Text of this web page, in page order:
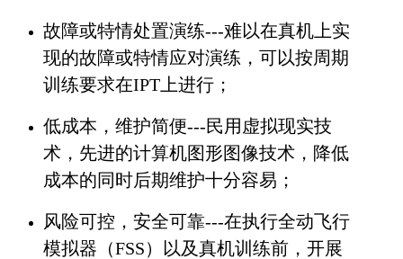
故障或特情处置演练---难以在真机上实
现的故障或特情应对演练，可以按周期
训练要求在IPT上进行；
低成本，维护简便---民用虚拟现实技
术，先进的计算机图形图像技术，降低
成本的同时后期维护十分容易；
风险可控，安全可靠---在执行全动飞行
模拟器（FSS）以及真机训练前，开展